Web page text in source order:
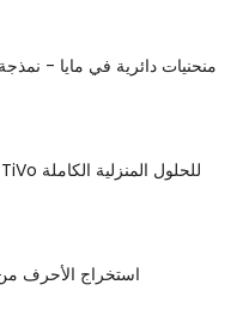
منحنيات دائرية في مايا -
Mediacom يختار TiVo للحلول المنزلية الكاملة
استخراج الأحرف